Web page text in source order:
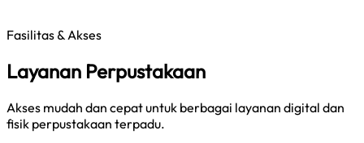
Fasilitas & Akses
Layanan Perpustakaan
Akses mudah dan cepat untuk berbagai layanan digital dan
fisik perpustakaan terpadu.